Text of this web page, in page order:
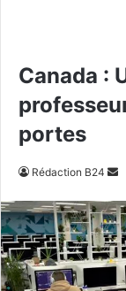
Canada :
portes
Rédaction B24
v
o
y
e